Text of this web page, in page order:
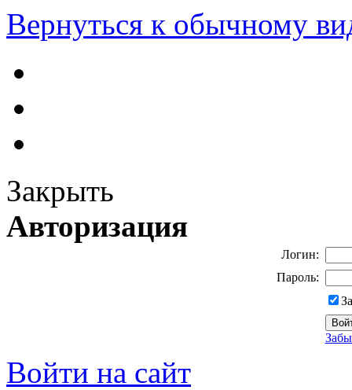
Вернуться к обычному
Закрыть
Авторизация
Логин:
Пароль:
Войти на сайт